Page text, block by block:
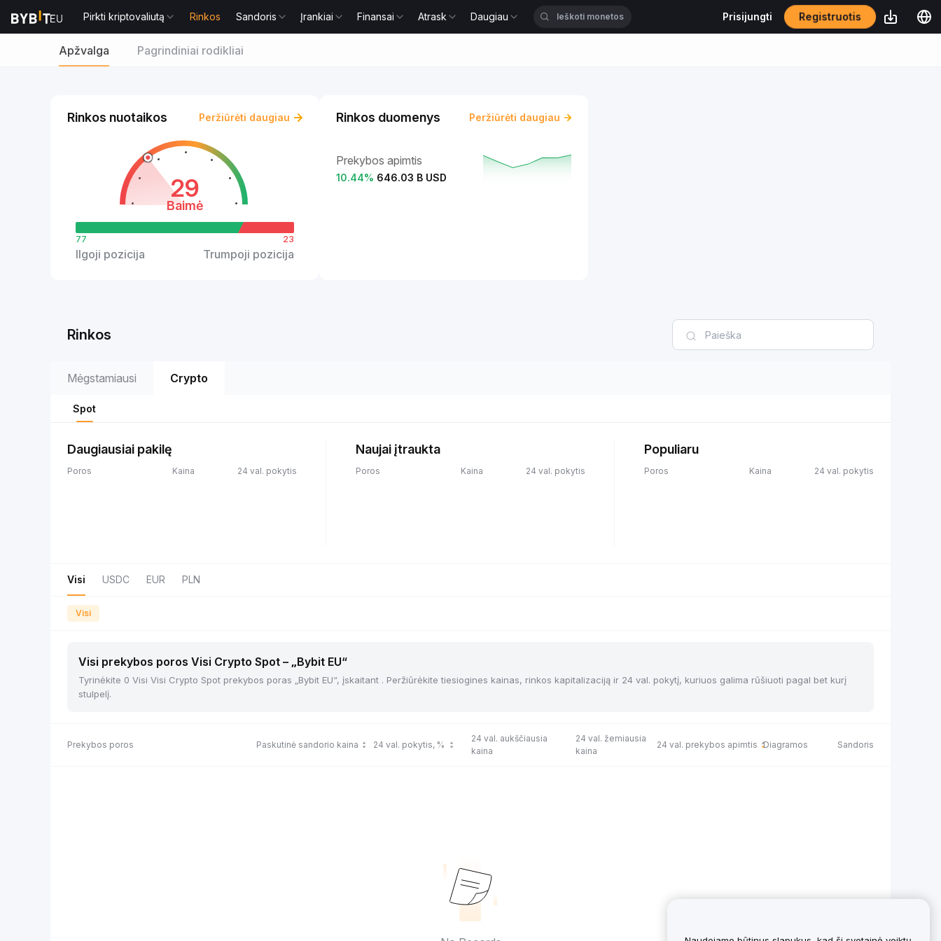
Pirkti kriptovaliutą Rinkos Sandoris Įrankiai Finansai Atrask Daugiau Prisijungti Registruotis
Apžvalga Pagrindiniai rodikliai
Rinkos nuotaikos Peržiūrėti daugiau
29
Baimė
77
Ilgoji pozicija
23
Trumpoji pozicija
Rinkos duomenys Peržiūrėti daugiau
Prekybos apimtis
10.44% 646.03 B USD
Rinkos
Mėgstamiausi Crypto
Spot
Daugiausiai pakilę
Poros Kaina 24 val. pokytis
Naujai įtraukta
Poros Kaina 24 val. pokytis
Populiaru
Poros Kaina 24 val. pokytis
Visi USDC EUR PLN
Visi
Visi prekybos poros Visi Crypto Spot – „Bybit EU“
Tyrinėkite 0 Visi Visi Crypto Spot prekybos poras „Bybit EU“, įskaitant . Peržiūrėkite tiesiogines kainas, rinkos kapitalizaciją ir 24 val. pokytį, kuriuos galima rūšiuoti pagal bet kurį
stulpelį.
Prekybos poros Paskutinė sandorio kaina 24 val. pokytis, %
24 val. aukščiausia
kaina
24 val. žemiausia
kaina
24 val. prekybos apimtis Diagramos Sandoris